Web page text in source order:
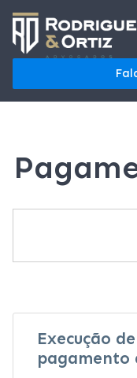
Execução
pagamento